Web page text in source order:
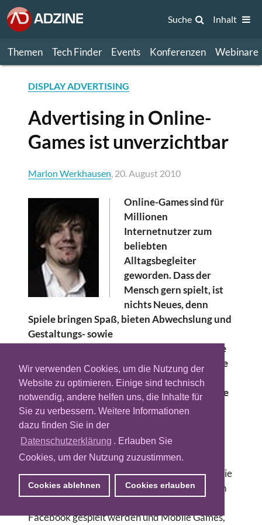
Wir verwenden Cookies, um die Nutzung der
Website zu optimieren. Einige sind technisch
notwendig, andere helfen uns, die Inhalte für
Sie zu verbessern. Weitere Informationen
dazu finden Sie in der
Datenschutzerklärung . Erlauben Sie
Cookies, um der Nutzung zuzustimmen.
Cookies ablehnen Cookies erlauben
Themen Tech Finder Events Konferenzen Webinare
Suche Inhalt
DISPLAY ADVERTISING
Advertising in Online-
Games ist unverzichtbar
Marlon Werkhausen, 20. August 2010
Online-Games sind für
Millionen
Internetnutzer zum
beliebten
Alltagsbegleiter
geworden. Dass der
Mensch gern spielt, ist
nichts Neues, denn
Spiele bringen Spaß, bieten Abwechslung und
Gestaltungs- sowie
Entwicklungsmöglichkeiten. Da mittlerweile
70 Prozent der Deutschen regelmäßig online
sind, verlagern sich neben Aktivitäten wie
Shopping und Informationssuche auch Spiele
immer mehr ins Internet.
Besonders browserbasierte Online-Spiele, die
kostenlos im Internet spielbar sind, gehören zu
den am schnellsten wachsenden Angeboten.
Dazu gehören in erster Linie Browsergames, die
über eine eigene URL abrufbar sind, aber auch
Facebook gespielt werden und Mobile Games,